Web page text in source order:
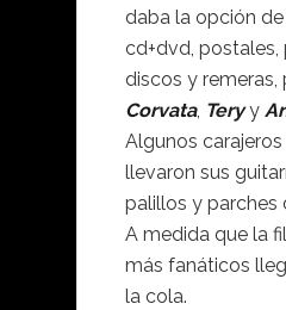
daba la opción
cd+dvd, postales,
discos y remeras,
Corvata, Teryy
Algunos
llevaron sus
palillos y parches
A medida que la
más fanáticos
la cola.